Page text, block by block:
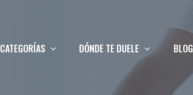
CATEGORÍAS DÓNDE TE DUELE BLOG